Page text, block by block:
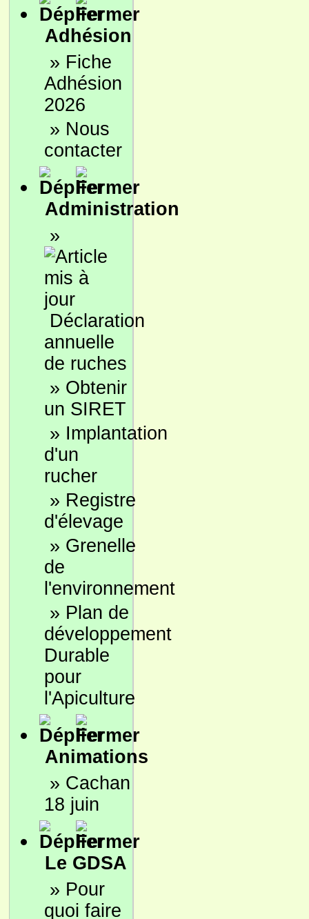
Adhésion
» Fiche
Adhésion
2026
» Nous
contacter
Administration
»
Déclaration
annuelle
de ruches
» Obtenir
un SIRET
» Implantation
d'un
rucher
» Registre
d'élevage
» Grenelle
de
l'environnement
» Plan de
développement
Durable
pour
l'Apiculture
Animations
» Cachan
18 juin
Le GDSA
» Pour
quoi faire